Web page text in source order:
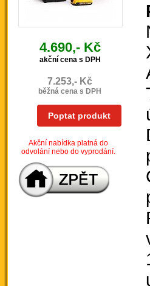
4.690,- Kč
akční cena s DPH
7.253,- Kč
běžná cena s DPH
Poptat produkt
Akční nabídka platná do
odvolání nebo do vyprodání.